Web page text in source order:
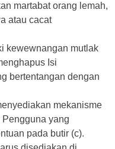
martabat orang lemah,
atau cacat
kewewnangan mutlak
Isi
bertentangan dengan
mekanisme
yang
pada butir (c).